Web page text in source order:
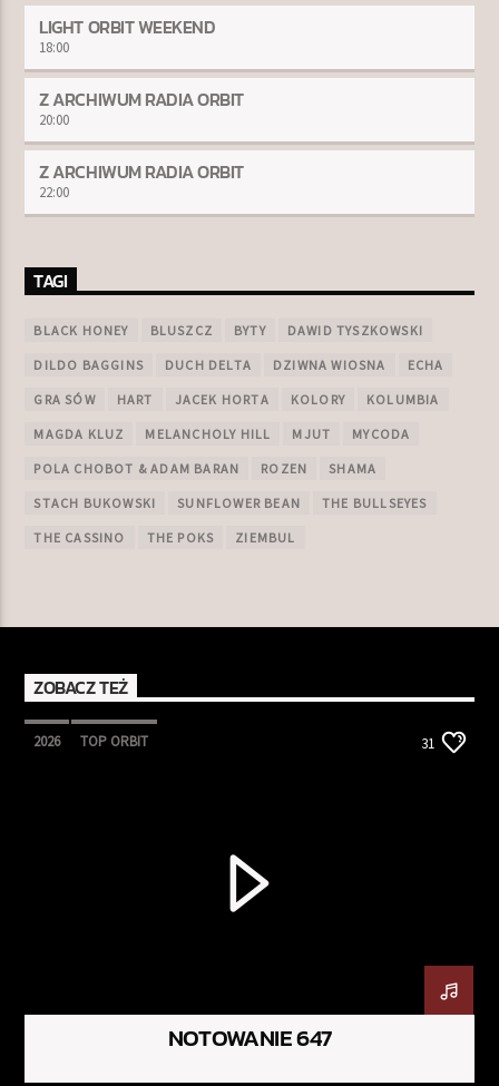
LIGHT ORBIT WEEKEND
18:00
Z ARCHIWUM RADIA ORBIT
20:00
Z ARCHIWUM RADIA ORBIT
22:00
TAGI
BLACK HONEY BLUSZCZ BYTY DAWID TYSZKOWSKI
DILDO BAGGINS DUCH DELTA DZIWNA WIOSNA ECHA
GRA SÓW HART JACEK HORTA KOLORY KOLUMBIA
MAGDA KLUZ MELANCHOLY HILL MJUT MYCODA
POLA CHOBOT & ADAM BARAN ROZEN SHAMA
STACH BUKOWSKI SUNFLOWER BEAN THE BULLSEYES
THE CASSINO THE POKS ZIEMBUL
ZOBACZ TEŻ
2026 TOP ORBIT 31
NOTOWANIE 647